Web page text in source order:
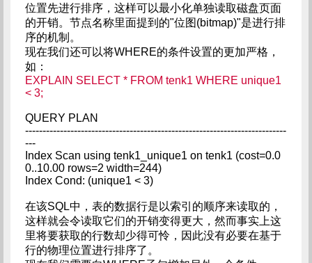
位置先进行排序，这样可以最小化单独读取磁盘页面
的开销。节点名称里面提到的"位图(bitmap)"是进行排
序的机制。
现在我们还可以将WHERE的条件设置的更加严格，
如：
EXPLAIN SELECT * FROM tenk1 WHERE unique1
< 3;
QUERY PLAN
---------------------------------------------------------------------------
---
Index Scan using tenk1_unique1 on tenk1 (cost=0.0
0..10.00 rows=2 width=244)
Index Cond: (unique1 < 3)
在该SQL中，表的数据行是以索引的顺序来读取的，
这样就会令读取它们的开销变得更大，然而事实上这
里将要获取的行数却少得可怜，因此没有必要在基于
行的物理位置进行排序了。